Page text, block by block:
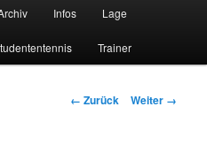
Infos Lage
Trainer
Bilder-
← Zurück Weiter →